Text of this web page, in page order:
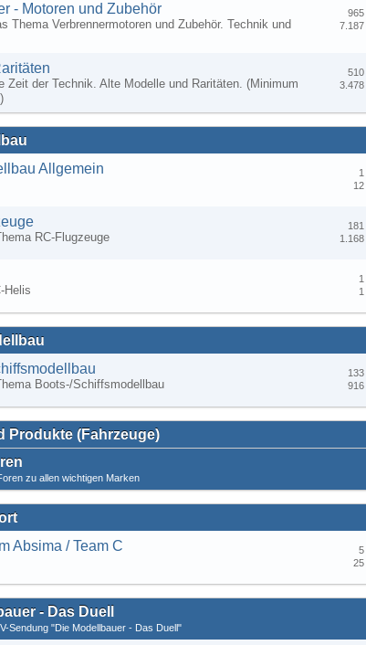
- Motoren und Zubehör
Thema Verbrennermotoren und Zubehör. Technik und
965
7.187
Zeit der Technik. Alte Modelle und Raritäten. (Minimum
510
3.478
Allgemein
1
12
RC-Flugzeuge
181
1.168
Helis
1
1
Boots-/Schiffsmodellbau
133
916
Produkte (Fahrzeuge)
zu allen wichtigen Marken
Absima / Team C
5
25
- Das Duell
Sendung "Die Modellbauer - Das Duell"